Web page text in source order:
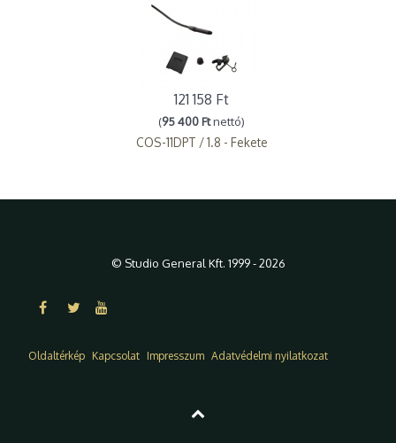
121 158 Ft
(95 400 Ftnettó)
COS-11DPT / 1.8 - Fekete
© Studio General Kft. 1999 - 2026
Oldaltérkép Kapcsolat Impresszum Adatvédelmi nyilatkozat